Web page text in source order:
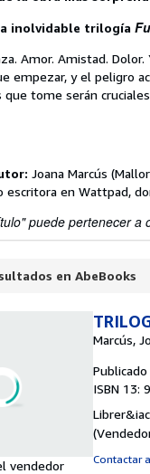
inolvidable trilogía
Amor. Amistad.
empezar, y el peligro
que tome serán
Joana Marcús
escritora en Wattpad,
puede pertenecer a
en AbeBooks
vendedor
Marcús,
ISBN 13:
(
Contactar